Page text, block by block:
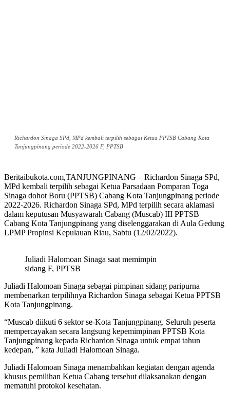
Richardon Sinaga SPd, MPd kembali terpilih sebagai Ketua PPTSB Cabang Kota
Tanjungpinang periode 2022-2026 F, PPTSB
Beritaibukota.com,TANJUNGPINANG – Richardon Sinaga SPd,
MPd kembali terpilih sebagai Ketua Parsadaan Pomparan Toga
Sinaga dohot Boru (PPTSB) Cabang Kota Tanjungpinang periode
2022-2026. Richardon Sinaga SPd, MPd terpilih secara aklamasi
dalam keputusan Musyawarah Cabang (Muscab) III PPTSB
Cabang Kota Tanjungpinang yang diselenggarakan di Aula Gedung
LPMP Propinsi Kepulauan Riau, Sabtu (12/02/2022).
Juliadi Halomoan Sinaga saat memimpin
sidang F, PPTSB
Juliadi Halomoan Sinaga sebagai pimpinan sidang paripurna
membenarkan terpilihnya Richardon Sinaga sebagai Ketua PPTSB
Kota Tanjungpinang.
“Muscab diikuti 6 sektor se-Kota Tanjungpinang. Seluruh peserta
mempercayakan secara langsung kepemimpinan PPTSB Kota
Tanjungpinang kepada Richardon Sinaga untuk empat tahun
kedepan, ” kata Juliadi Halomoan Sinaga.
Juliadi Halomoan Sinaga menambahkan kegiatan dengan agenda
khusus pemilihan Ketua Cabang tersebut dilaksanakan dengan
mematuhi protokol kesehatan.